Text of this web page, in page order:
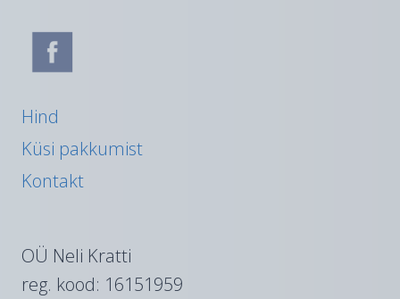
Hind
Küsi pakkumist
Kontakt
OÜ Neli Kratti
reg. kood: 16151959